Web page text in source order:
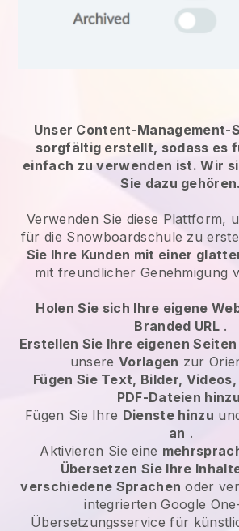
Unser Content-Management-
sorgfältig erstellt, sodass es
einfach zu verwenden ist. Wir
Sie dazu gehören.
Verwenden Sie diese Plattform,
für die Snowboardschule zu
Sie Ihre Kunden mit einer
mit freundlicher Genehmigung
Holen Sie sich Ihre eigene
Branded URL.
Erstellen Sie Ihre eigenen Seiten
unsere Vorlagen zur
Fügen Sie Text, Bilder,
PDF-Dateien
Fügen Sie Ihre Dienste hinzu
an .
Aktivieren Sie eine
Übersetzen Sie Ihre
verschiedene Sprachen oder
integrierten Google
Übersetzungsservice für